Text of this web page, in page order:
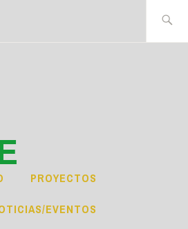
PROYECTOS
EVENTOS